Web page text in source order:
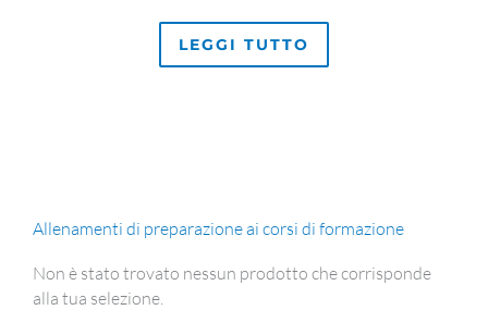
LEGGI TUTTO
Allenamenti di preparazione ai corsi di formazione
Non è stato trovato nessun prodotto che corrisponde
alla tua selezione.